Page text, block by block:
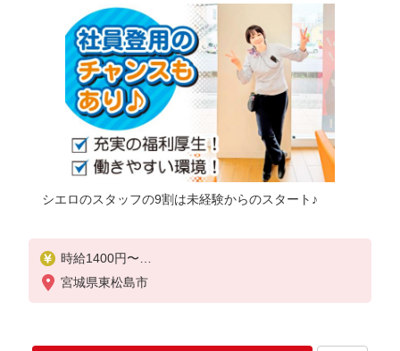
シエロのスタッフの9割は未経験からのスタート♪
時給1400円〜
※残業代支給
★交通費別途支給（規定あり）
入社祝い金10万円支給(規定有)
宮城県東松島市